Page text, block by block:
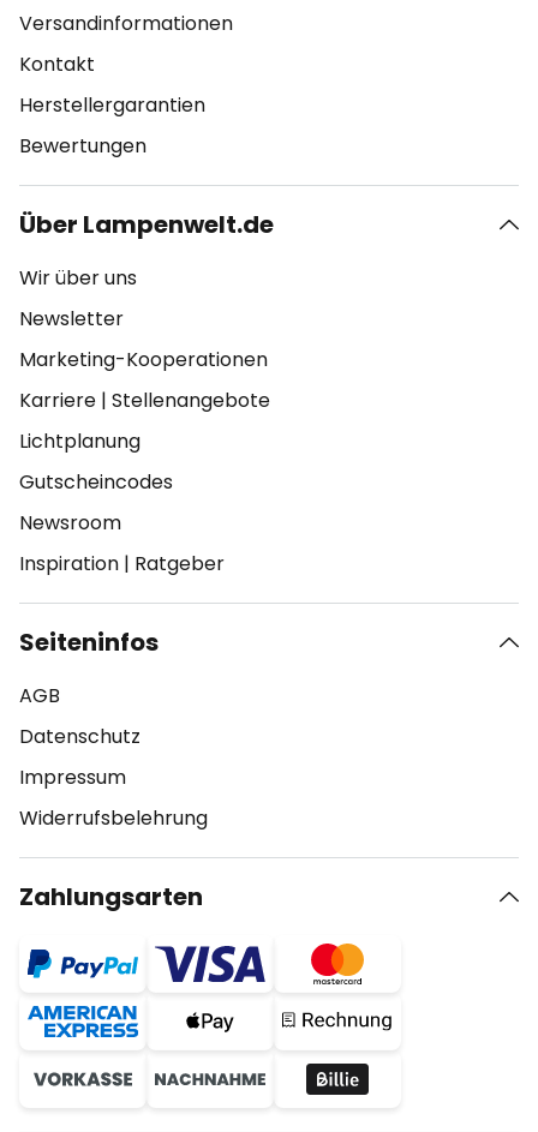
Versandinformationen
Kontakt
Herstellergarantien
Bewertungen
Über Lampenwelt.de
Wir über uns
Newsletter
Marketing-Kooperationen
Karriere | Stellenangebote
Lichtplanung
Gutscheincodes
Newsroom
Inspiration | Ratgeber
Seiteninfos
AGB
Datenschutz
Impressum
Widerrufsbelehrung
Zahlungsarten